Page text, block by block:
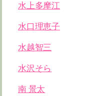
水上多摩江
水口理恵子
水越智三
水沢そら
南 景太